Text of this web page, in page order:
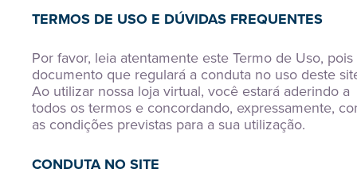
TERMOS DE USO E DÚVIDAS FREQUENTES
Por favor, leia atentamente este Termo de Uso,
documento que regulará a conduta no uso deste
Ao utilizar nossa loja virtual, você estará aderindo a
todos os termos e concordando, expressamente,
as condições previstas para a sua utilização.
CONDUTA NO SITE